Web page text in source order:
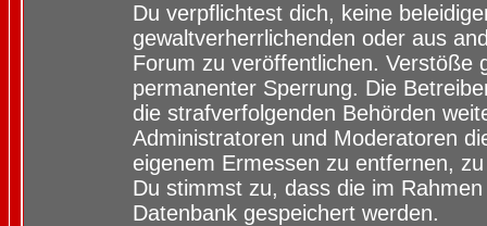
Du verpflichtest dich, keine
gewaltverherrlichenden oder aus
Forum zu veröffentlichen. Verstöße
permanenter Sperrung. Die
die strafverfolgenden Behörden
Administratoren und Moderatoren
eigenem Ermessen zu entfernen,
Du stimmst zu, dass die im
Datenbank gespeichert werden.